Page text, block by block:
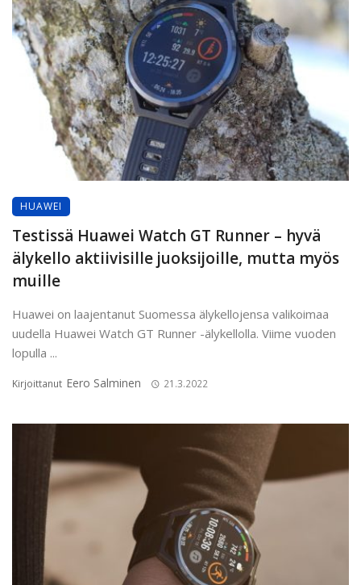
HUAWEI
Testissä Huawei Watch GT Runner – hyvä
älykello aktiivisille juoksijoille, mutta myös
muille
Huawei on laajentanut Suomessa älykellojensa valikoimaa
uudella Huawei Watch GT Runner -älykellolla. Viime vuoden
lopulla ...
Kirjoittanut Eero Salminen 21.3.2022